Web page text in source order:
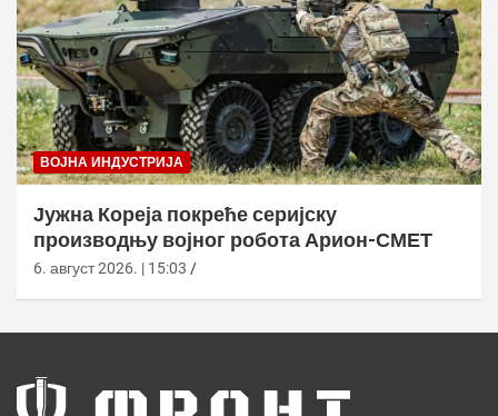
ВОЈНА ИНДУСТРИЈА
Јужна Кореја покреће серијску
производњу војног робота Арион-СМЕТ
6. август 2026. | 15:03